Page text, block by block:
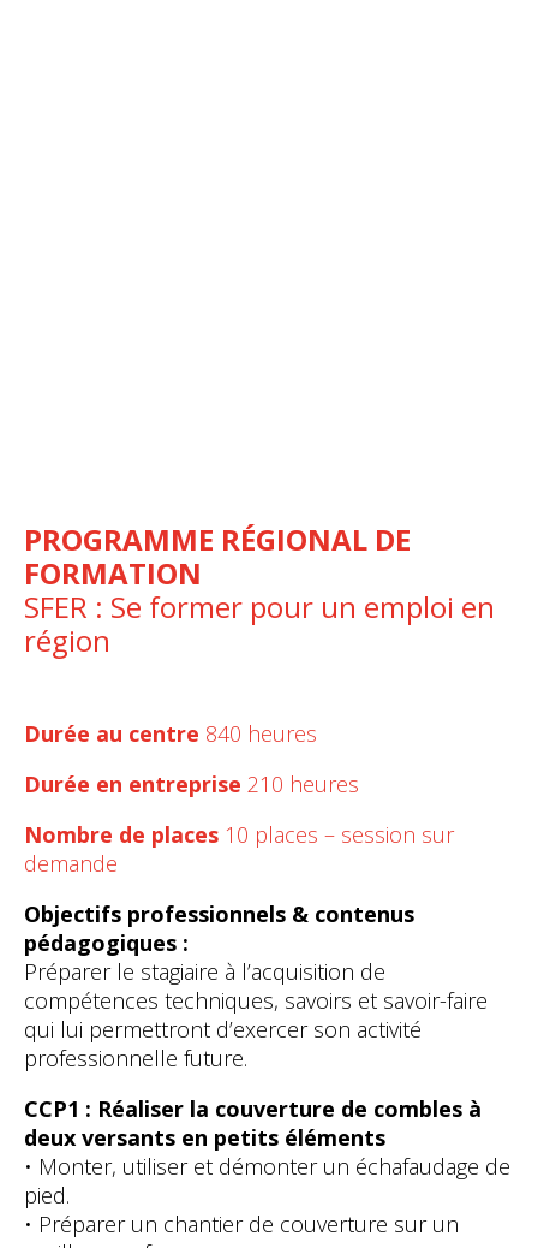
PROGRAMME RÉGIONAL DE
FORMATION
SFER : Se former pour un emploi en
région
Durée au centre 840 heures
Durée en entreprise 210 heures
Nombre de places 10 places – session sur
demande
Objectifs professionnels & contenus
pédagogiques :
Préparer le stagiaire à l’acquisition de
compétences techniques, savoirs et savoir-faire
qui lui permettront d’exercer son activité
professionnelle future.
CCP1 : Réaliser la couverture de combles à
deux versants en petits éléments
• Monter, utiliser et démonter un échafaudage de
pied.
• Préparer un chantier de couverture sur un